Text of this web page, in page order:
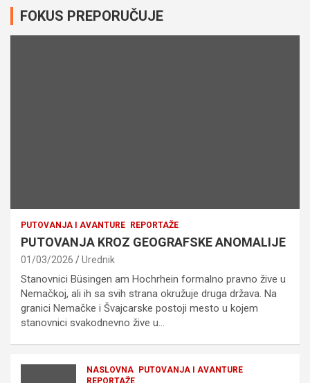
FOKUS PREPORUČUJE
PUTOVANJA I AVANTURE REPORTAŽE
PUTOVANJA KROZ GEOGRAFSKE ANOMALIJE
01/03/2026 Urednik
Stanovnici Büsingen am Hochrhein formalno pravno žive u
Nemačkoj, ali ih sa svih strana okružuje druga država. Na
granici Nemačke i Švajcarske postoji mesto u kojem
stanovnici svakodnevno žive u…
NASLOVNA PUTOVANJA I AVANTURE
REPORTAŽE